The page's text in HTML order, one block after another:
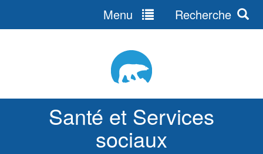
Santé et Services
sociaux
Menu Recherche